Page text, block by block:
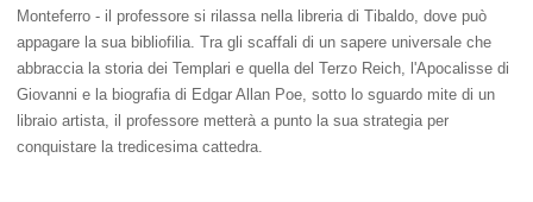
Monteferro - il professore si rilassa nella libreria di Tibaldo, dove può
appagare la sua bibliofilia. Tra gli scaffali di un sapere universale che
abbraccia la storia dei Templari e quella del Terzo Reich, l'Apocalisse di
Giovanni e la biografia di Edgar Allan Poe, sotto lo sguardo mite di un
libraio artista, il professore metterà a punto la sua strategia per
conquistare la tredicesima cattedra.